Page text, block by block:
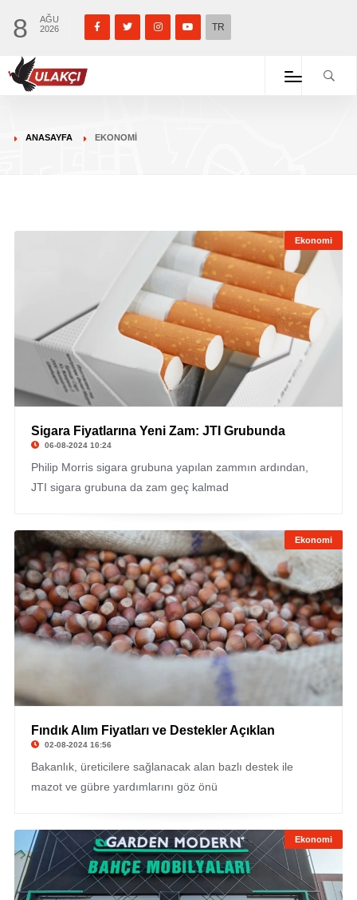
8
AĞU
2026
TR
ANASAYFA EKONOMI
Ekonomi
Sigara Fiyatlarına Yeni Zam: JTI Grubunda
06-08-2024 10:24
Philip Morris sigara grubuna yapılan zammın ardından,
JTI sigara grubuna da zam geç kalmad
Ekonomi
Fındık Alım Fiyatları ve Destekler Açıklan
02-08-2024 16:56
Bakanlık, üreticilere sağlanacak alan bazlı destek ile
mazot ve gübre yardımlarını göz önü
Ekonomi